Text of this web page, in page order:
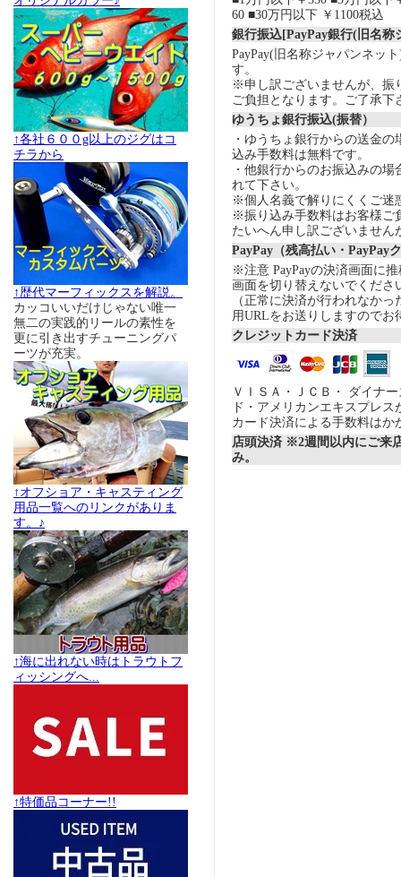
↑各社６００g以上のジグはコ
チラから
↑歴代マーフィックスを解説。
カッコいいだけじゃない唯一
無二の実践的リールの素性を
更に引き出すチューニングパ
ーツが充実。
↑オフショア・キャスティング
用品一覧へのリンクがありま
す。♪
↑海に出れない時はトラウトフ
ィッシングへ...
↑特価品コーナー!!
60 ■30万円以下 ￥1100税込
銀行振込[PayPay銀行(旧名称
PayPay(旧名称ジャパンネッ
す。
※申し訳ございませんが、振
ご負担となります。ご了承下
ゆうちょ銀行振込(振替）
・ゆうちょ銀行からの送金
込み手数料は無料です。
・他銀行からのお振込みの場
れて下さい。
※個人名義で解りにくくご迷
※振り込み手数料はお客様ご
たいへん申し訳ございません
PayPay（残高払い・PayPay
※注意 PayPayの決済画面に
画面を切り替えないでくださ
（正常に決済が行われなか
用URLをお送りしますのでお
クレジットカード決済
ＶＩＳＡ・ＪＣＢ・ ダイナ
ド・アメリカンエキスプレ
カード決済による手数料はか
店頭決済 ※2週間以内にご来
み。